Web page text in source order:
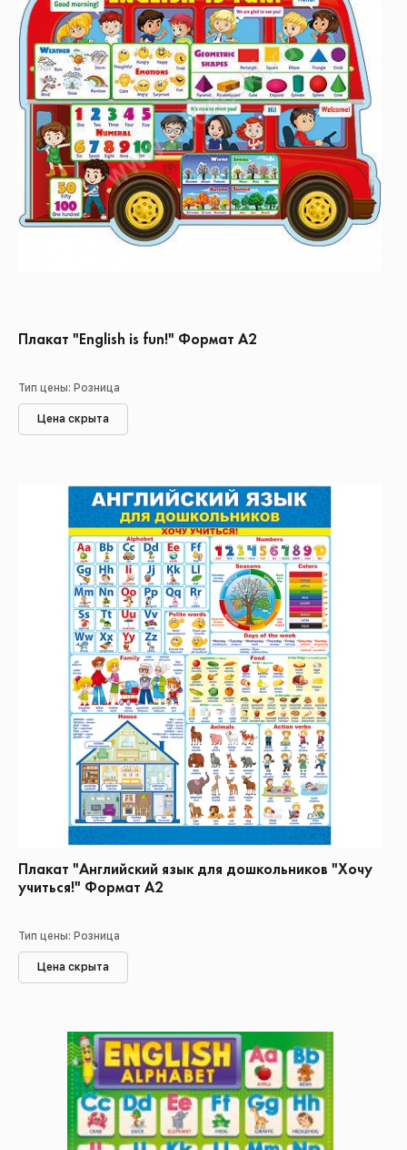
Плакат "English is fun!" Формат А2
Тип цены: Розница
Цена скрыта
Плакат "Английский язык для дошкольников "Хочу
учиться!" Формат А2
Тип цены: Розница
Цена скрыта